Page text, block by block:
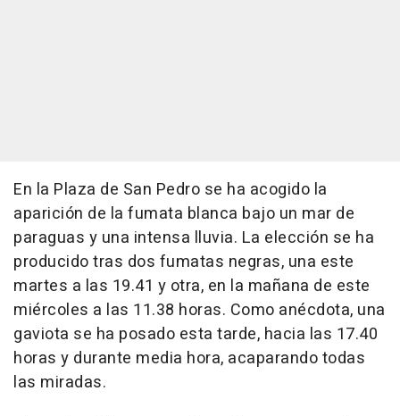
En la Plaza de San Pedro se ha acogido la
aparición de la fumata blanca bajo un mar de
paraguas y una intensa lluvia. La elección se ha
producido tras dos fumatas negras, una este
martes a las 19.41 y otra, en la mañana de este
miércoles a las 11.38 horas. Como anécdota, una
gaviota se ha posado esta tarde, hacia las 17.40
horas y durante media hora, acaparando todas
las miradas.